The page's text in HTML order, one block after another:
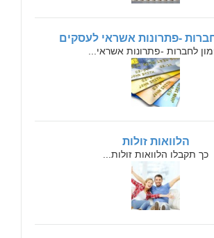
-פתרונות אשראי לעסקים
לחברות -פתרונות אשראי...
הלוואות זולות
כך תקבלו הלוואות זולות...